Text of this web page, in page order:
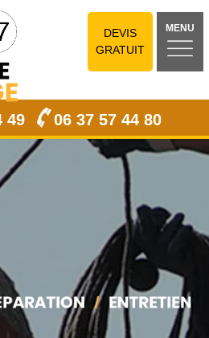
DEVIS
GRATUIT
MENU
49 06 37 57 44 80